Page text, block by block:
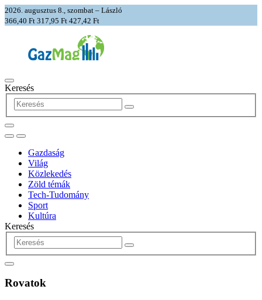
2026. augusztus 8., szombat – László
366,40 Ft 317,95 Ft 427,42 Ft
Keresés
Gazdaság
Világ
Közlekedés
Zöld témák
Tech-Tudomány
Sport
Kultúra
Keresés
Rovatok